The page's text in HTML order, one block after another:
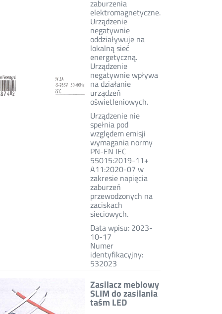
zaburzenia
elektromagnetyczne.
Urządzenie
negatywnie
oddziaływuje na
lokalną sieć
energetyczną.
Urządzenie
negatywnie wpływa
na działanie
urządzeń
oświetleniowych.
Urządzenie nie
spełnia pod
względem emisji
wymagania normy
PN-EN IEC
55015:2019-11+
A11:2020-07 w
zakresie napięcia
zaburzeń
przewodzonych na
zaciskach
sieciowych.
Data wpisu: 2023-
10-17
Numer
identyfikacyjny:
532023
Zasilacz meblowy
SLIM do zasilania
taśm LED